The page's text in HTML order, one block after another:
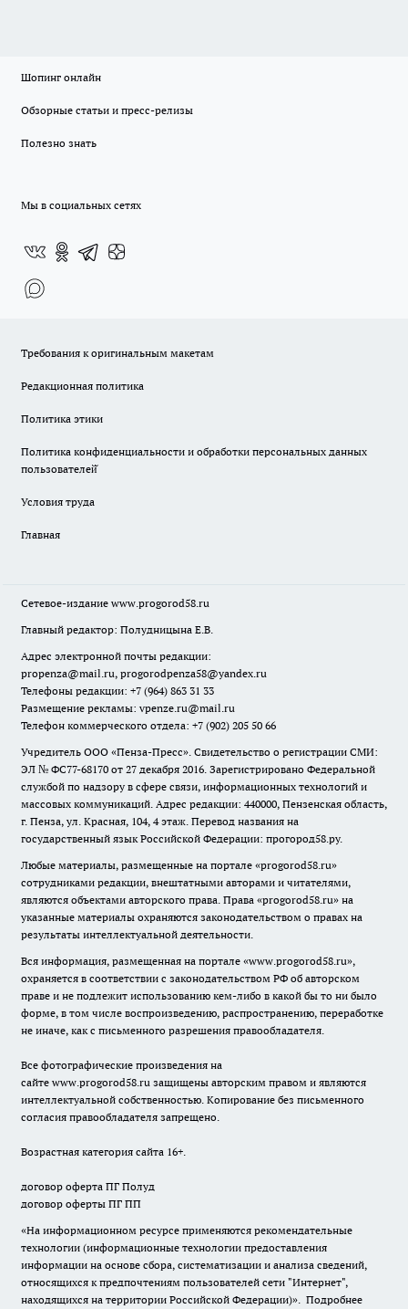
Шопинг онлайн
Обзорные статьи и пресс-релизы
Полезно знать
Мы в социальных сетях
Требования к оригинальным макетам
Редакционная политика
Политика этики
Политика конфиденциальности и обработки персональных данных
пользователей̆
Условия труда
Главная
Сетевое-издание www.progorod58.ru
Главный редактор: Полудницына Е.В.
Адрес электронной почты редакции:
propenza@mail.ru, progorodpenza58@yandex.ru
Телефоны редакции: +7 (964) 863 31 33
Размещение рекламы: vpenze.ru@mail.ru
Телефон коммерческого отдела: +7 (902) 205 50 66
Учредитель ООО «Пенза-Пресс». Свидетельство о регистрации СМИ:
ЭЛ № ФС77-68170 от 27 декабря 2016. Зарегистрировано Федеральной
службой по надзору в сфере связи, информационных технологий и
массовых коммуникаций. Адрес редакции: 440000, Пензенская область,
г. Пенза, ул. Красная, 104, 4 этаж. Перевод названия на
государственный язык Российской Федерации: прогород58.ру.
Любые материалы, размещенные на портале «progorod58.ru»
сотрудниками редакции, внештатными авторами и читателями,
являются объектами авторского права. Права «progorod58.ru» на
указанные материалы охраняются законодательством о правах на
результаты интеллектуальной деятельности.
Вся информация, размещенная на портале «www.progorod58.ru»,
охраняется в соответствии с законодательством РФ об авторском
праве и не подлежит использованию кем-либо в какой бы то ни было
форме, в том числе воспроизведению, распространению, переработке
не иначе, как с письменного разрешения правообладателя.
Все фотографические произведения на
сайте www.progorod58.ru защищены авторским правом и являются
интеллектуальной собственностью. Копирование без письменного
согласия правообладателя запрещено.
Возрастная категория сайта 16+.
договор оферта ПГ Полуд
договор оферты ПГ ПП
«На информационном ресурсе применяются рекомендательные
технологии (информационные технологии предоставления
информации на основе сбора, систематизации и анализа сведений,
относящихся к предпочтениям пользователей сети "Интернет",
находящихся на территории Российской Федерации)». Подробнее